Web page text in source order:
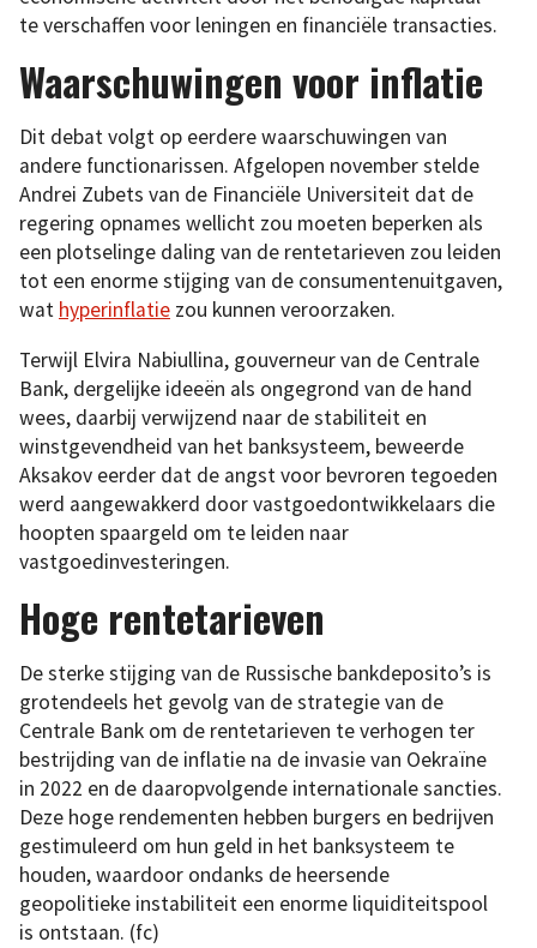
te verschaffen voor leningen en financiële transacties.
Waarschuwingen voor inflatie
Dit debat volgt op eerdere waarschuwingen van
andere functionarissen. Afgelopen november stelde
Andrei Zubets van de Financiële Universiteit dat de
regering opnames wellicht zou moeten beperken als
een plotselinge daling van de rentetarieven zou leiden
tot een enorme stijging van de consumentenuitgaven,
wat hyperinflatie zou kunnen veroorzaken.
Terwijl Elvira Nabiullina, gouverneur van de Centrale
Bank, dergelijke ideeën als ongegrond van de hand
wees, daarbij verwijzend naar de stabiliteit en
winstgevendheid van het banksysteem, beweerde
Aksakov eerder dat de angst voor bevroren tegoeden
werd aangewakkerd door vastgoedontwikkelaars die
hoopten spaargeld om te leiden naar
vastgoedinvesteringen.
Hoge rentetarieven
De sterke stijging van de Russische bankdeposito’s is
grotendeels het gevolg van de strategie van de
Centrale Bank om de rentetarieven te verhogen ter
bestrijding van de inflatie na de invasie van Oekraïne
in 2022 en de daaropvolgende internationale sancties.
Deze hoge rendementen hebben burgers en bedrijven
gestimuleerd om hun geld in het banksysteem te
houden, waardoor ondanks de heersende
geopolitieke instabiliteit een enorme liquiditeitspool
is ontstaan. (fc)